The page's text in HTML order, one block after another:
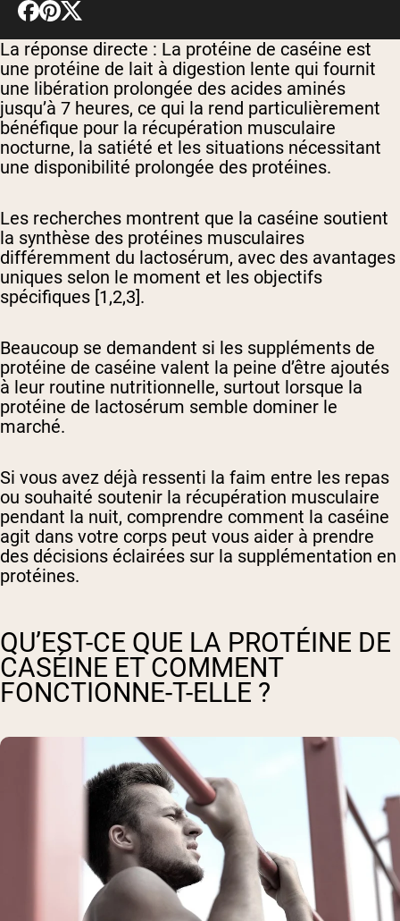
La réponse directe : La protéine de caséine est
une protéine de lait à digestion lente qui fournit
une libération prolongée des acides aminés
jusqu’à 7 heures, ce qui la rend particulièrement
bénéfique pour la récupération musculaire
nocturne, la satiété et les situations nécessitant
une disponibilité prolongée des protéines.
Les recherches montrent que la caséine soutient
la synthèse des protéines musculaires
différemment du lactosérum, avec des avantages
uniques selon le moment et les objectifs
spécifiques [1,2,3].
Beaucoup se demandent si les suppléments de
protéine de caséine valent la peine d’être ajoutés
à leur routine nutritionnelle, surtout lorsque la
protéine de lactosérum semble dominer le
marché.
Si vous avez déjà ressenti la faim entre les repas
ou souhaité soutenir la récupération musculaire
pendant la nuit, comprendre comment la caséine
agit dans votre corps peut vous aider à prendre
des décisions éclairées sur la supplémentation en
protéines.
QU’EST-CE QUE LA PROTÉINE DE
CASÉINE ET COMMENT
FONCTIONNE-T-ELLE ?